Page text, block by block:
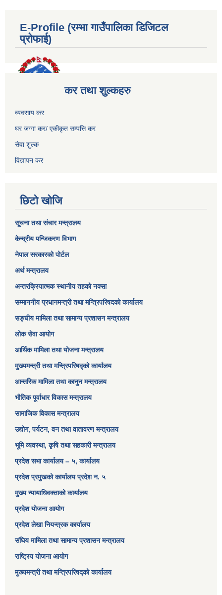
E-Profile (रम्भा गाउँपालिका डिजिटल
प्रोफाई)
कर तथा शुल्कहरु
व्यवसाय कर
घर जग्गा कर/ एकीकृत सम्पत्ति कर
सेवा शुल्क
विज्ञापन कर
छिटो खोजि
सूचना तथा संचार मन्त्रालय
केन्द्रीय पन्जिकरण विभाग
नेपाल सरकारको पोर्टल
अर्थ मन्त्रालय
अन्तरक्रियात्मक स्थानीय तहको नक्सा
सम्माननीय प्रधानमन्त्री तथा मन्त्रिपरिषद‌को कार्यालय
सङ्‍घीय मामिला तथा सामान्य प्रशासन मन्त्रालय
लोक सेवा आयोग
आर्थिक मामिला तथा योजना मन्त्रालय​
मुख्यमन्त्री तथा मन्त्रिपरिषद्को कार्यालय
आन्तरिक मामिला तथा कानुन मन्त्रालय
भौतिक पूर्वाधार विकास मन्त्रालय
सामाजिक विकास मन्त्रालय
उद्योग, पर्यटन, वन तथा वातावरण मन्त्रालय
भूमि व्यवस्था, कृषि तथा सहकारी मन्त्रालय
प्रदेश सभा कार्यालय – ५, कार्यालय
प्रदेश प्रमुखको कार्यालय प्रदेश न. ५
मुख्य न्यायाधिवक्ताको कार्यालय
प्रदेश योजना आयोग
प्रदेश लेखा नियन्त्रक कार्यालय
संघिय मामिला तथा सामान्य प्रशासन मन्त्रालय
राष्ट्रिय योजना आयोग
मुख्यमन्त्री तथा मन्त्रिपरिषद्को कार्यालय